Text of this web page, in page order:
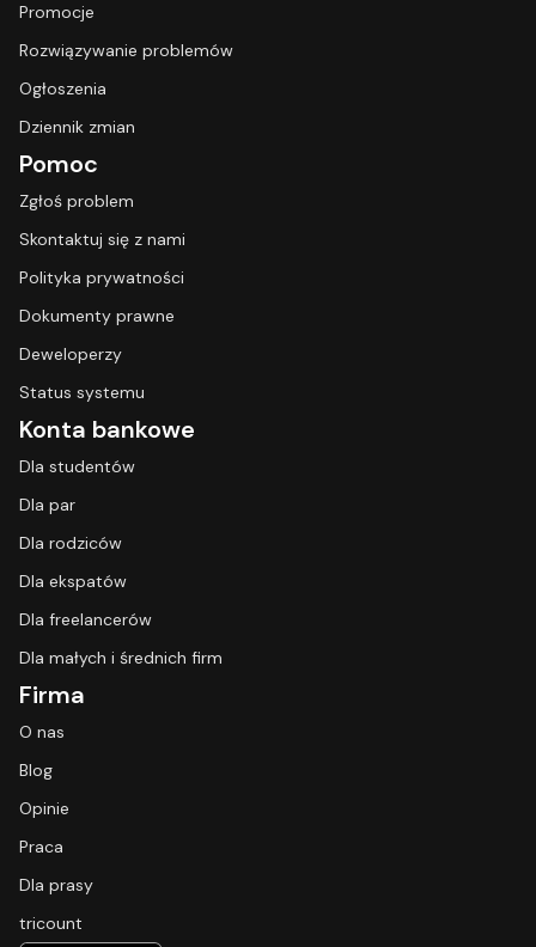
Promocje
Rozwiązywanie problemów
Ogłoszenia
Dziennik zmian
Pomoc
Zgłoś problem
Skontaktuj się z nami
Polityka prywatności
Dokumenty prawne
Deweloperzy
Status systemu
Konta bankowe
Dla studentów
Dla par
Dla rodziców
Dla ekspatów
Dla freelancerów
Dla małych i średnich firm
Firma
O nas
Blog
Opinie
Praca
Dla prasy
tricount